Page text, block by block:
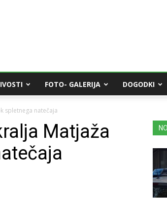
FOTO- GALERIJA DOGODKI
spletnega natečaja
Matjaža